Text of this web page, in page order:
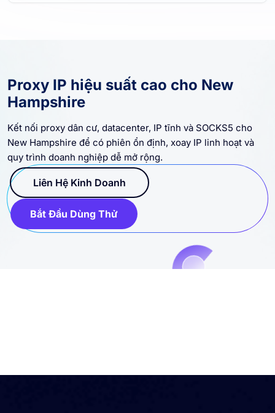
Proxy IP hiệu suất cao cho New
Hampshire
Kết nối proxy dân cư, datacenter, IP tĩnh và SOCKS5 cho
New Hampshire để có phiên ổn định, xoay IP linh hoạt và
quy trình doanh nghiệp dễ mở rộng.
Liên Hệ Kinh Doanh
Bắt Đầu Dùng Thử